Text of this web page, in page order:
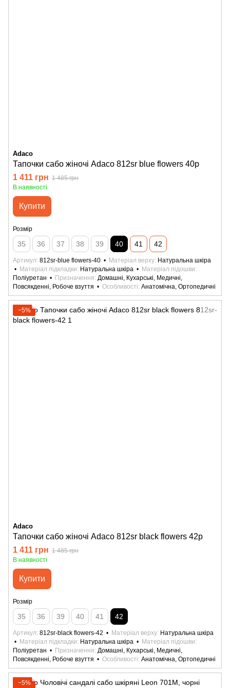
Adaco
Тапочки сабо жіночі Adaco 812sr blue flowers 40р
1 411 грн 1 485 грн
В наявності
Купити
Розмір
35 36 37 38 39 40 41 42
Артикул 812sr-blue flowers-40 Матеріал верху Натуральна шкіра
Матеріал підкладки
Натуральна шкіра
Матеріал підошви
Поліуретан
Призначення Домашні, Кухарські, Медичні,
Повсякденні, Робоче взуття
Особливості Анатомічна, Ортопедичні
−5%
Adaco
Тапочки сабо жіночі Adaco 812sr black flowers 42р
1 411 грн 1 485 грн
В наявності
Купити
Розмір
35 36 39 40 41 42
Артикул 812sr-black flowers-42 Матеріал верху Натуральна шкіра
Матеріал підкладки
Натуральна шкіра
Матеріал підошви
Поліуретан
Призначення Домашні, Кухарські, Медичні,
Повсякденні, Робоче взуття
Особливості Анатомічна, Ортопедичні
−5%